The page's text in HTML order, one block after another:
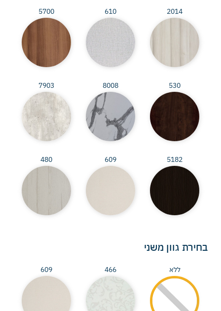
2014
610
5700
530
8008
7903
5182
609
480
בחירת גוון משני
ללא 466
609